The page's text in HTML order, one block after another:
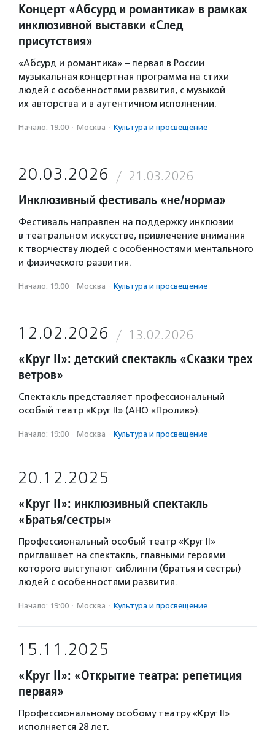
Концерт «Абсурд и романтика» в рамках
инклюзивной выставки «След
присутствия»
«Абсурд и романтика» – первая в России
музыкальная концертная программа на стихи
людей с особенностями развития, с музыкой
их авторства и в аутентичном исполнении.
Начало: 19:00 · Москва · Культура и просвещение
20.03.2026 21.03.2026
Инклюзивный фестиваль «не/норма»
Фестиваль направлен на поддержку инклюзии
в театральном искусстве, привлечение внимания
к творчеству людей с особенностями ментального
и физического развития.
Начало: 19:00 · Москва · Культура и просвещение
12.02.2026 13.02.2026
«Круг II»: детский спектакль «Сказки трех
ветров»
Спектакль представляет профессиональный
особый театр «Круг II» (АНО «Пролив»).
Начало: 19:00 · Москва · Культура и просвещение
20.12.2025
«Круг II»: инклюзивный спектакль
«Братья/сестры»
Профессиональный особый театр «Круг II»
приглашает на спектакль, главными героями
которого выступают сиблинги (братья и сестры)
людей с особенностями развития.
Начало: 19:00 · Москва · Культура и просвещение
15.11.2025
«Круг II»: «Открытие театра: репетиция
первая»
Профессиональному особому театру «Круг II»
исполняется 28 лет.